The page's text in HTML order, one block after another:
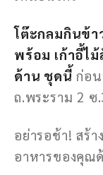
โต๊ะกลมกินข้
พร้อม เก้าอี้ไ
ด้าน ชุดนี้ ก่อ
ถ.พระราม 2 ซ
อย่ารอช้า! สร้
อาหารของคุณ